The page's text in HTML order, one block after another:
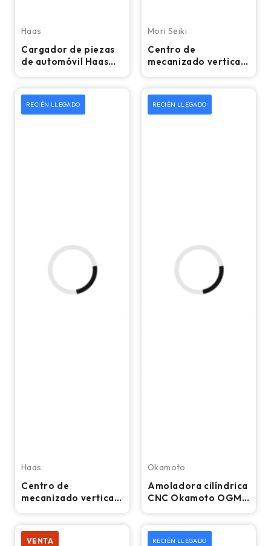
Haas
Cargador de piezas
de automóvil Haas
Mori Seiki
Centro de
mecanizado vertical
Fresadora
RECIÉN LLEGADO
Haas
Centro de
mecanizado vertical
50 mm
RECIÉN LLEGADO
Okamoto
Amoladora cilíndrica
CNC Okamoto OGM
VENTA RECIÉN LLEGADO